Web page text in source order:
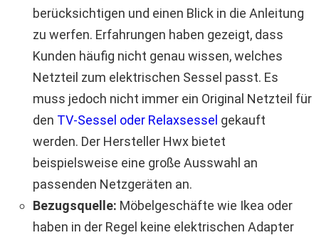
berücksichtigen und einen Blick in die Anleitung
zu werfen. Erfahrungen haben gezeigt, dass
Kunden häufig nicht genau wissen, welches
Netzteil zum elektrischen Sessel passt. Es
muss jedoch nicht immer ein Original Netzteil für
den TV-Sessel oder Relaxsessel gekauft
werden. Der Hersteller Hwx bietet
beispielsweise eine große Ausswahl an
passenden Netzgeräten an.
Bezugsquelle: Möbelgeschäfte wie Ikea oder
haben in der Regel keine elektrischen Adapter